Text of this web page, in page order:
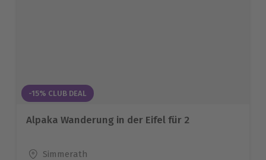
-15% CLUB DEAL
Alpaka Wanderung in der Eifel für 2
Standort
Simmerath